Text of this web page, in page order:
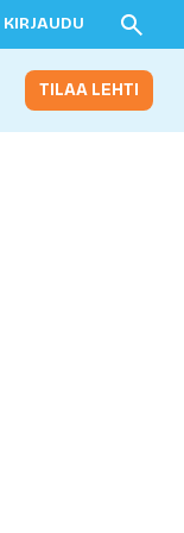
KIRJAUDU
TILAA LEHTI